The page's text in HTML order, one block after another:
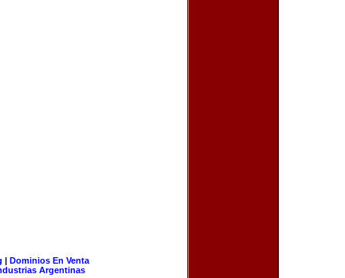
| Dominios En Venta
Argentinas